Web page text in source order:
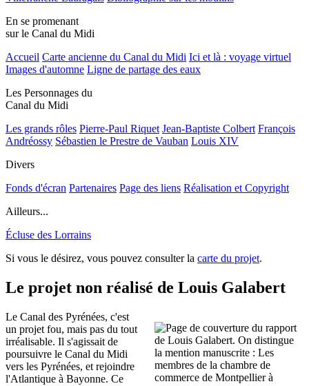
En se promenant
sur le Canal du Midi
Accueil Carte ancienne du Canal du Midi Ici et là : voyage virtuel
Images d'automne Ligne de partage des eaux
Les Personnages du
Canal du Midi
Les grands rôles Pierre-Paul Riquet Jean-Baptiste Colbert François
Andréossy Sébastien le Prestre de Vauban Louis XIV
Divers
Fonds d'écran Partenaires Page des liens Réalisation et Copyright
Ailleurs...
Écluse des Lorrains
Si vous le désirez, vous pouvez consulter la carte du projet.
Le projet non réalisé de Louis Galabert
Le Canal des Pyrénées, c'est
un projet fou, mais pas du tout
irréalisable. Il s'agissait de
poursuivre le Canal du Midi
vers les Pyrénées, et rejoindre
l'Atlantique à Bayonne. Ce